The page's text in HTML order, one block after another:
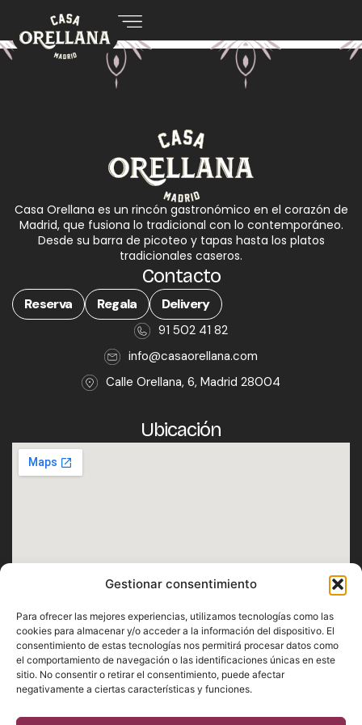
Gestionar consentimiento
Para ofrecer las mejores experiencias, utilizamos tecnologías como las
cookies para almacenar y/o acceder a la información del dispositivo. El
consentimiento de estas tecnologías nos permitirá procesar datos como
el comportamiento de navegación o las identificaciones únicas en este
sitio. No consentir o retirar el consentimiento, puede afectar
negativamente a ciertas características y funciones.
Casa Orellana es un rincón gastronómico en el corazón de
Madrid, que fusiona lo tradicional con lo contemporáneo.
Desde su barra de picoteo y tapas hasta los platos
tradicionales caseros.
Contacto
Reserva Regala Delivery
91 502 41 82
info@casaorellana.com
Calle Orellana, 6, Madrid 28004
Ubicación
Horario
Lunes · Martes · Miércoles · Jueves · Domingo
De 12:30h a 1h
Viernes · Sábado
De 12:30h a 2h